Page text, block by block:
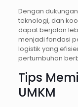
Dengan
teknologi, dan
dapat berjalan
menjadi fondasi
logistik yang
pertumbuhan
Tips
UMKM